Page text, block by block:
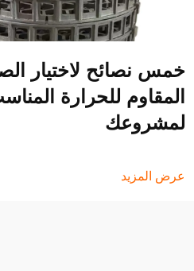
خمس نصائح لاختيار
المقاوم للحرارة
لمشروعك
عرض المزيد